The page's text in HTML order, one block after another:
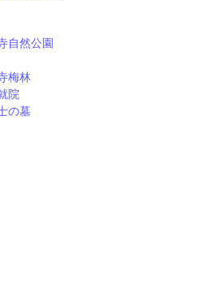
自然公園
梅林
院
の墓